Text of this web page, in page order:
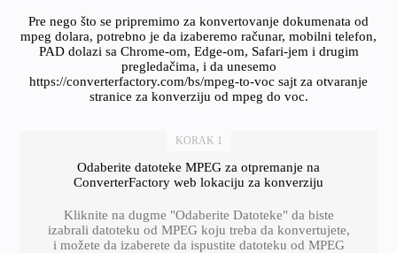
Pre nego što se pripremimo za konvertovanje dokumenata od
mpeg dolara, potrebno je da izaberemo računar, mobilni telefon,
PAD dolazi sa Chrome-om, Edge-om, Safari-jem i drugim
pregledačima, i da unesemo
https://converterfactory.com/bs/mpeg-to-voc sajt za otvaranje
stranice za konverziju od mpeg do voc.
KORAK 1
Odaberite datoteke MPEG za otpremanje na
ConverterFactory web lokaciju za konverziju
Kliknite na dugme "Odaberite Datoteke" da biste
izabrali datoteku od MPEG koju treba da konvertujete,
i možete da izaberete da ispustite datoteku od MPEG